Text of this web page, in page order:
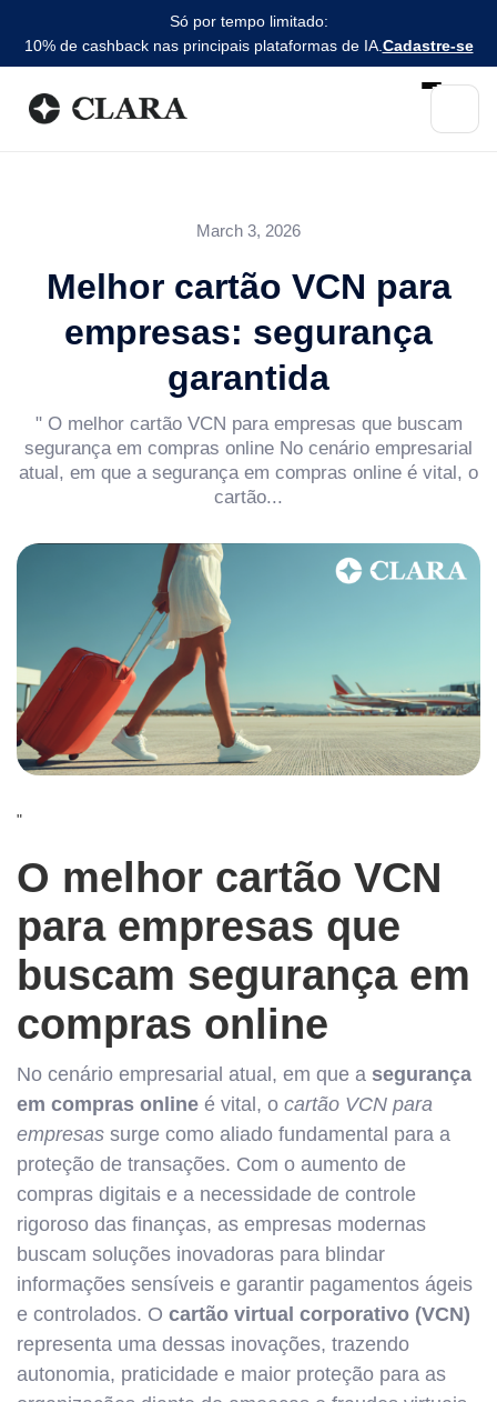
Só por tempo limitado:
10% de cashback nas principais plataformas de IA. Cadastre-se
March 3, 2026
Melhor cartão VCN para
empresas: segurança
garantida
" O melhor cartão VCN para empresas que buscam
segurança em compras online No cenário empresarial
atual, em que a segurança em compras online é vital, o
cartão...
"
O melhor cartão VCN
para empresas que
buscam segurança em
compras online
No cenário empresarial atual, em que a segurança
em compras online é vital, o cartão VCN para
empresas surge como aliado fundamental para a
proteção de transações. Com o aumento de
compras digitais e a necessidade de controle
rigoroso das finanças, as empresas modernas
buscam soluções inovadoras para blindar
informações sensíveis e garantir pagamentos ágeis
e controlados. O cartão virtual corporativo (VCN)
representa uma dessas inovações, trazendo
autonomia, praticidade e maior proteção para as